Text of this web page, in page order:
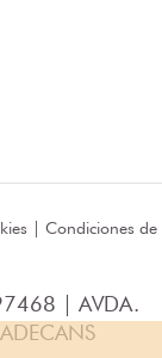
| Condiciones de
| AVDA.